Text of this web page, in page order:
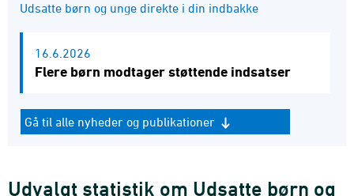
Udsatte børn og unge direkte i din indbakke
16.6.2026
Flere børn modtager støttende indsatser
Gå til alle nyheder og publikationer
Udvalgt statistik om Udsatte børn og